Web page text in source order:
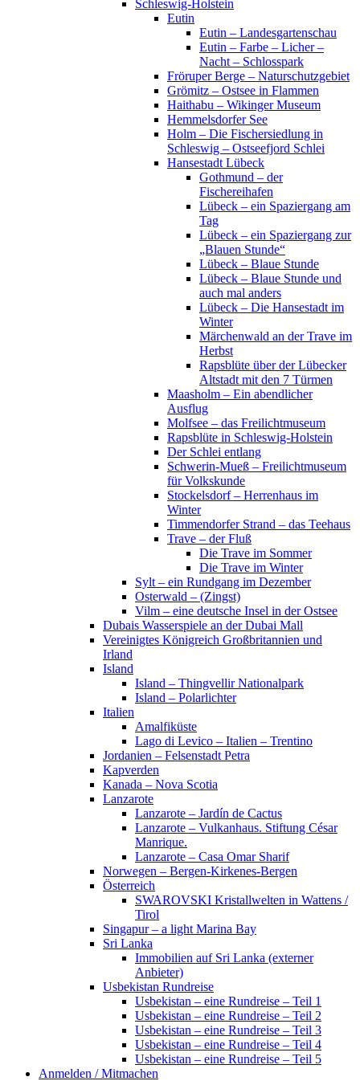
Schleswig-Holstein
Eutin
Eutin – Landesgartenschau
Eutin – Farbe – Licher –
Nacht – Schlosspark
Fröruper Berge – Naturschutzgebiet
Grömitz – Ostsee in Flammen
Haithabu – Wikinger Museum
Hemmelsdorfer See
Holm – Die Fischersiedlung in
Schleswig – Ostseefjord Schlei
Hansestadt Lübeck
Gothmund – der
Fischereihafen
Lübeck – ein Spaziergang am
Tag
Lübeck – ein Spaziergang zur
„Blauen Stunde“
Lübeck – Blaue Stunde
Lübeck – Blaue Stunde und
auch mal anders
Lübeck – Die Hansestadt im
Winter
Märchenwald an der Trave im
Herbst
Rapsblüte über der Lübecker
Altstadt mit den 7 Türmen
Maasholm – Ein abendlicher
Ausflug
Molfsee – das Freilichtmuseum
Rapsblüte in Schleswig-Holstein
Der Schlei entlang
Schwerin-Mueß – Freilichtmuseum
für Volkskunde
Stockelsdorf – Herrenhaus im
Winter
Timmendorfer Strand – das Teehaus
Trave – der Fluß
Die Trave im Sommer
Die Trave im Winter
Sylt – ein Rundgang im Dezember
Osterwald – (Zingst)
Vilm – eine deutsche Insel in der Ostsee
Dubais Wasserspiele an der Dubai Mall
Vereinigtes Königreich Großbritannien und
Irland
Island
Island – Thingvellir Nationalpark
Island – Polarlichter
Italien
Amalfiküste
Lago di Levico – Italien – Trentino
Jordanien – Felsenstadt Petra
Kapverden
Kanada – Nova Scotia
Lanzarote
Lanzarote – Jardín de Cactus
Lanzarote – Vulkanhaus. Stiftung César
Manrique.
Lanzarote – Casa Omar Sharif
Norwegen – Bergen-Kirkenes-Bergen
Österreich
SWAROVSKI Kristallwelten in Wattens /
Tirol
Singapur – a light Marina Bay
Sri Lanka
Immobilien auf Sri Lanka (externer
Anbieter)
Usbekistan Rundreise
Usbekistan – eine Rundreise – Teil 1
Usbekistan – eine Rundreise – Teil 2
Usbekistan – eine Rundreise – Teil 3
Usbekistan – eine Rundreise – Teil 4
Usbekistan – eine Rundreise – Teil 5
Anmelden / Mitmachen